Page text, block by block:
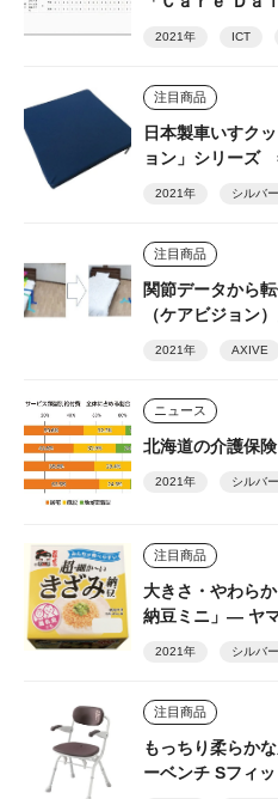
2021年 ICT
注目商品
日本製車いすク
ョン」シリーズ
2021年 シルバ
注目商品
関節データから
（ケアビジョン
2021年 AXIVE
ニュース
北海道の介護保
2021年 シルバ
注目商品
大きさ・やわら
納豆ミニ」― ヤ
2021年 シルバ
注目商品
もっちり柔らか
ーベンチ Sフィ